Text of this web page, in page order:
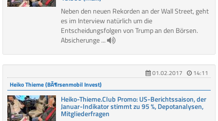
Neben den neuen Rekorden an der Wall Street, geht
es im Interview natürlich um die
Entscheidungsfolgen von Trump an den Börsen.
Absicherunge ...
01.02.2017
14:11
Heiko Thieme (BÃ¶rsenmobil Invest)
Heiko-Thieme.Club Promo: US-Berichtssaison, der
Januar-Indikator stimmt zu 95 %, Depotanalysen,
Mitgliederfragen